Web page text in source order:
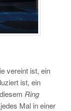
vereint ist, ein
ist, ein
Ring
Mal in einer